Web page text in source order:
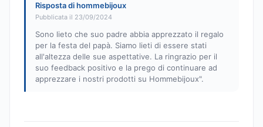
Risposta di hommebijoux
Pubblicata il 23/09/2024
Sono lieto che suo padre abbia apprezzato il regalo
per la festa del papà. Siamo lieti di essere stati
all'altezza delle sue aspettative. La ringrazio per il
suo feedback positivo e la prego di continuare ad
apprezzare i nostri prodotti su Hommebijoux".